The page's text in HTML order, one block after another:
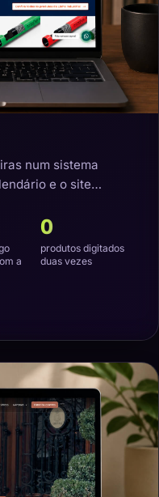
num sistema
e o site
a
0
produtos digitados
duas vezes